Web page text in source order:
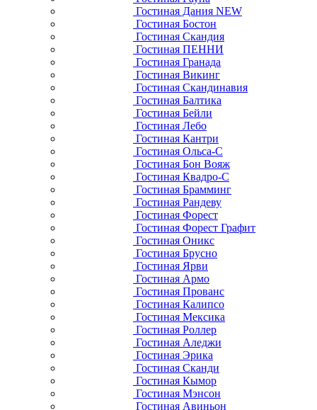
Гостиная Дания NEW
Гостиная Бостон
Гостиная Скандия
Гостиная ПЕННИ
Гостиная Гранада
Гостиная Викинг
Гостиная Скандинавия
Гостиная Балтика
Гостиная Бейли
Гостиная Лебо
Гостиная Кантри
Гостиная Ольса-С
Гостиная Бон Вояж
Гостиная Квадро-С
Гостиная Брамминг
Гостиная Рандеву
Гостиная Форест
Гостиная Форест Графит
Гостиная Оникс
Гостиная Брусно
Гостиная Ярви
Гостиная Армо
Гостиная Прованс
Гостиная Калипсо
Гостиная Мексика
Гостиная Роллер
Гостиная Аледжи
Гостиная Эрика
Гостиная Сканди
Гостиная Кымор
Гостиная Мэнсон
Гостиная Авиньон